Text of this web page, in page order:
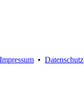
Impressum • Datenschutz